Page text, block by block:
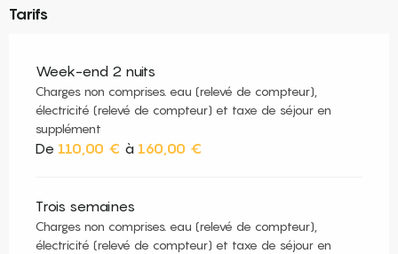
Tarifs
Week-end 2 nuits
Charges non comprises. eau (relevé de compteur),
électricité (relevé de compteur) et taxe de séjour en
supplément
De 110,00 € à 160,00 €
Trois semaines
Charges non comprises. eau (relevé de compteur),
électricité (relevé de compteur) et taxe de séjour en